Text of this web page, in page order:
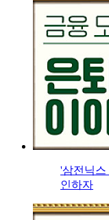
'삼전닉스
인하자